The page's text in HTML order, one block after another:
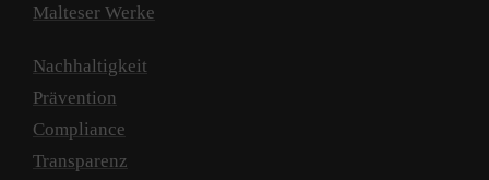
Malteser Werke
Nachhaltigkeit
Prävention
Compliance
Transparenz